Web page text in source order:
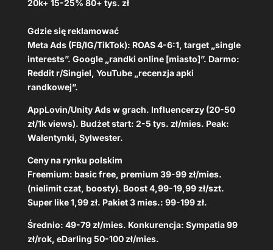
20k+ 15-25% 80+ tys. zł
Gdzie się reklamować
Meta Ads (FB/IG/TikTok): ROAS 4-6:1, target „single
interests”. Google „randki online [miasto]”. Darmo:
Reddit r/Singiel, YouTube „recenzja apki
randkowej”.
AppLovin/Unity Ads w grach. Influencerzy (20-50
zł/1k views). Budżet start: 2-5 tys. zł/mies. Peak:
Walentynki, Sylwester.
Ceny na rynku polskim
Freemium: basic free, premium 39-99 zł/mies.
(nielimit czat, boosty). Boost 4,99-19,99 zł/szt.
Super like 1,99 zł. Pakiet 3 mies.: 99-199 zł.
Średnio: 49-79 zł/mies. Konkurencja: Sympatia 99
zł/rok, eDarling 50-100 zł/mies.